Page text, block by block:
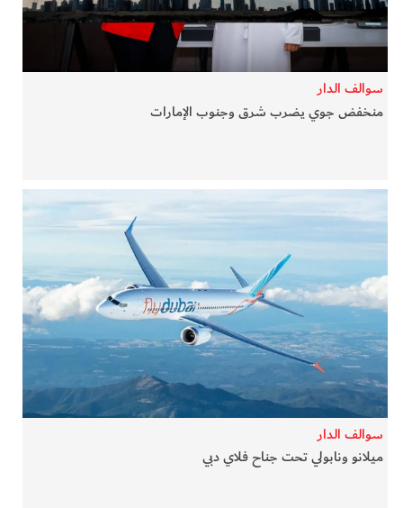
وثائقيات الخور
فن وثقافة
كوكب دبي
فيديو
كل الأقسام
أبناء الديرة
الفرجان
تكنولوجيا
من العالم
سوالف الدار
منخفض جوي يضرب شرق وجنوب الإمارات
سوالف الدار
ميلانو ونابولي تحت جناح فلاي دبي